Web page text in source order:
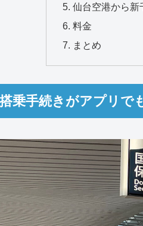
仙台空港から新
料金
まとめ
乗手続きがアプリで